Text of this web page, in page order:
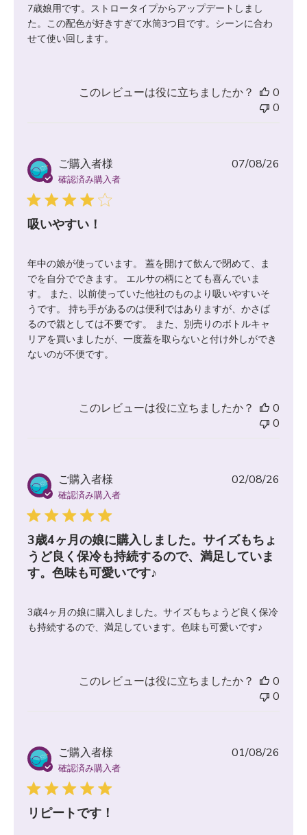
7歳娘用です。ストロータイプからアップデートしまし
た。この配色が好きすぎて水筒3つ目です。シーンに合わ
せて使い回します。
このレビューは役に立ちましたか？
0
0
ご購入者様
確認済み購入者
吸いやすい！
年中の娘が使っています。 蓋を開けて飲んで閉めて、ま
でを自分でできます。 エルサの柄にとても喜んでいま
す。 また、以前使っていた他社のものより吸いやすいそ
うです。 持ち手があるのは便利ではありますが、かさば
るので親としては不要です。 また、別売りのボトルキャ
リアを買いましたが、一度蓋を取らないと付け外しができ
ないのが不便です。
07/08/26
このレビューは役に立ちましたか？
0
0
ご購入者様
確認済み購入者
3歳4ヶ月の娘に購入しました。サイズもちょ
うど良く保冷も持続するので、満足していま
す。色味も可愛いです♪
3歳4ヶ月の娘に購入しました。サイズもちょうど良く保冷
も持続するので、満足しています。色味も可愛いです♪
02/08/26
このレビューは役に立ちましたか？
0
0
ご購入者様
確認済み購入者
リピートです！
01/08/26